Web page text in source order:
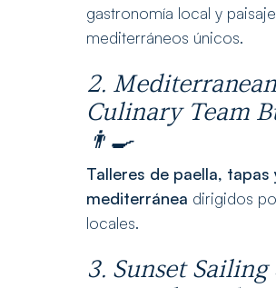
gastronomía local y
mediterráneos únicos.
2. Mediterranean
Culinary Team
👨‍🍳
Talleres de paella, tapas
mediterránea dirigidos
locales.
3. Sunset Sailing